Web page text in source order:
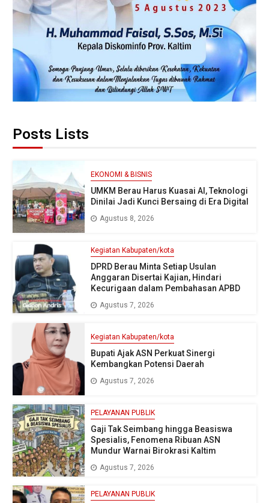
Posts Lists
EKONOMI & BISNIS
UMKM Berau Harus Kuasai AI, Teknologi
Dinilai Jadi Kunci Bersaing di Era Digital
Agustus 8, 2026
Kegiatan Kabupaten/kota
DPRD Berau Minta Setiap Usulan
Anggaran Disertai Kajian, Hindari
Kecurigaan dalam Pembahasan APBD
Agustus 7, 2026
Kegiatan Kabupaten/kota
Bupati Ajak ASN Perkuat Sinergi
Kembangkan Potensi Daerah
Agustus 7, 2026
PELAYANAN PUBLIK
Gaji Tak Seimbang hingga Beasiswa
Spesialis, Fenomena Ribuan ASN
Mundur Warnai Birokrasi Kaltim
Agustus 7, 2026
PELAYANAN PUBLIK